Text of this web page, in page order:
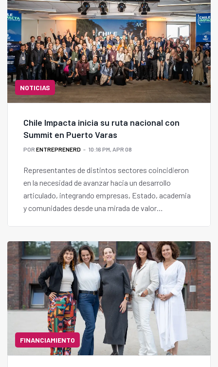
NOTICIAS
Chile Impacta inicia su ruta nacional con
Summit en Puerto Varas
POR ENTREPRENERD 10:16 PM, APR 08
Representantes de distintos sectores coincidieron
en la necesidad de avanzar hacia un desarrollo
articulado, integrando empresas, Estado, academia
y comunidades desde una mirada de valor
FINANCIAMIENTO